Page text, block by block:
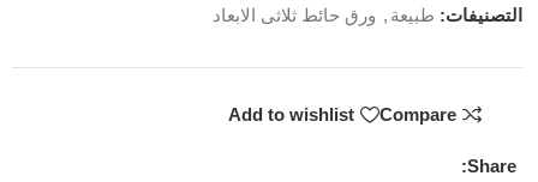
التصنيفات: طبيعة , ورق حائط ثلاثى الابعاد
Compare
Add to wishlist
Share: